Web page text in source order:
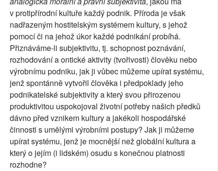
v protipřírodní kultuře každý podnik. Příroda je však
nadřazeným hostitelským systémem kultury, s jehož
pomocí či na jehož úkor každé podnikání probíhá.
Přiznáváme-li subjektivitu, tj. schopnost poznávání,
rozhodování a ontické aktivity (tvořivosti) člověku nebo
výrobnímu podniku, jak ji vůbec můžeme upírat systému,
jenž spontánně vytvořil člověka i předpoklady jeho
podnikatelské subjektivity a který svou přirozenou
produktivitou uspokojoval životní potřeby našich předků
dávno před vznikem kultury a jakékoli hospodářské
činnosti s umělými výrobními postupy? Jak ji můžeme
upírat systému, jenž je mocnější než globální kultura a
který o jejím (i lidském) osudu s konečnou platnosti
rozhodne?